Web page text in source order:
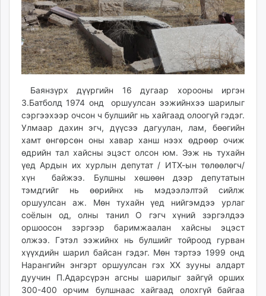
Баянзүрх дүүргийн 16 дугаар хорооны иргэн
З.Батболд 1974 онд оршуулсан ээжийнхээ шарилыг
сэргээхээр очсон ч булшийг нь хайгаад олоогүй гэдэг.
Улмаар дахин эгч, дүүсээ дагуулан, лам, бөөгийн
хамт өнгөрсөн оны хавар ханш нээх өдрөөр очиж
өдрийн тал хайсны эцэст олсон юм. Ээж нь тухайн
үед Ардын их хурлын депутат / ИТХ-ын төлөөлөгч/
хүн байжээ. Булшны хөшөөн дээр депутатын
тэмдгийг нь өөрийнх нь мэдээлэлтэй сийлж
оршуулсан аж. Мөн тухайн үед нийгэмдээ урлаг
соёлын од, олны танил О гэгч хүний зэргэлдээ
оршоосон зэргээр баримжаалан хайсны эцэст
олжээ. Гэтэл ээжийнх нь булшийг тойроод гурван
хүүхдийн шарил байсан гэдэг. Мөн тэртээ 1999 онд
Нарангийн энгэрт оршуулсан гэх XX зууны алдарт
дуучин П.Адарсүрэн агсны шарилыг зайгүй орших
300-400 орчим булшнаас хайгаад олохгүй байгаа